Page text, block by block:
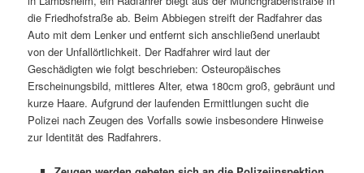
die Friedhofstraße ab. Beim Abbiegen streift der Radfahrer das
Auto mit dem Lenker und entfernt sich anschließend unerlaubt
von der Unfallörtlichkeit. Der Radfahrer wird laut der
Geschädigten wie folgt beschrieben: Osteuropäisches
Erscheinungsbild, mittleres Alter, etwa 180cm groß, gebräunt und
kurze Haare. Aufgrund der laufenden Ermittlungen sucht die
Polizei nach Zeugen des Vorfalls sowie insbesondere Hinweise
zur Identität des Radfahrers.